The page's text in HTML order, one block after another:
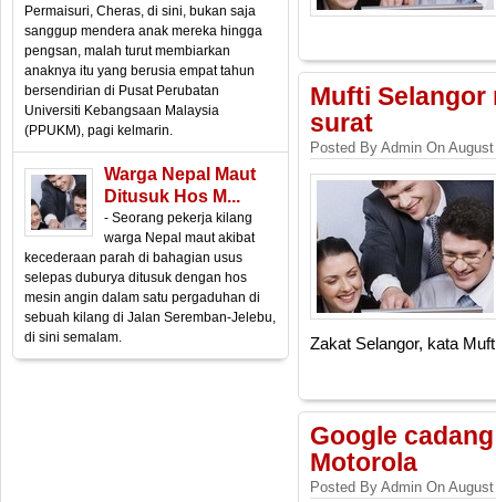
Permaisuri, Cheras, di sini, bukan saja
sanggup mendera anak mereka hingga
pengsan, malah turut membiarkan
anaknya itu yang berusia empat tahun
bersendirian di Pusat Perubatan
Universiti Kebangsaan Malaysia
(PPUKM), pagi kelmarin.
Warga Nepal Maut
Ditusuk Hos M...
- Seorang pekerja kilang
warga Nepal maut akibat
kecederaan parah di bahagian usus
selepas duburya ditusuk dengan hos
mesin angin dalam satu pergaduhan di
sebuah kilang di Jalan Seremban-Jelebu,
di sini semalam.
Mufti Selangor
surat
Posted By Admin On
Zakat Selangor, kata
Google
Motorola
Posted By Admin On